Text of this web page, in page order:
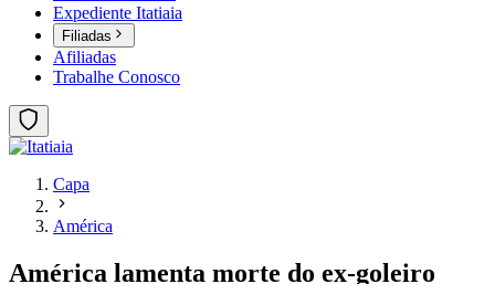
Expediente Itatiaia
Filiadas
Afiliadas
Trabalhe Conosco
Capa
América
América lamenta morte do ex-goleiro